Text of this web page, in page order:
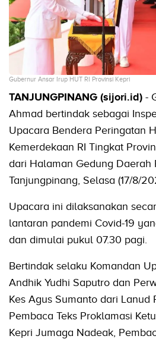
Gubernur Ansar Irup HUT RI Provinsi Kepri
TANJUNGPINANG (sijori.id) -
Ahmad bertindak sebagai
Upacara Bendera Peringatan
Kemerdekaan RI Tingkat
dari Halaman Gedung Daerah
Tanjungpinang, Selasa (17/8/
Upacara ini dilaksanakan
lantaran pandemi Covid-19
dan dimulai pukul 07.30 pagi.
Bertindak selaku Komandan
Andhik Yudhi Saputro dan
Kes Agus Sumanto dari Lanud
Pembaca Teks Proklamasi
Kepri Jumaga Nadeak,